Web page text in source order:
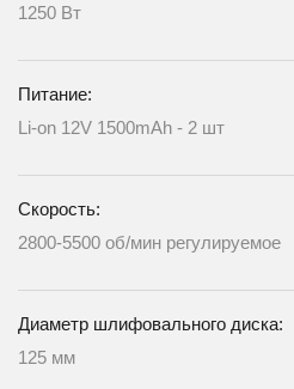
1250 Вт
Питание:
Li-on 12V 1500mAh - 2 шт
Скорость:
2800-5500 об/мин регулируемое
Диаметр шлифовального диска:
125 мм